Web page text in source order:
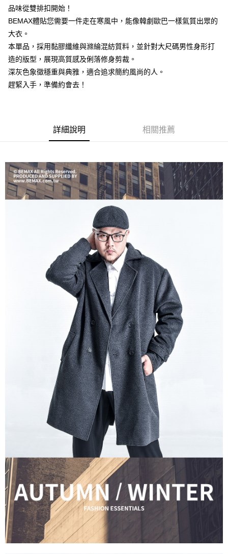
AFTEE先享後付是「在收到商品之後才付款」的支付方式。 讓您購物簡單
便利好安心！
１．簡單：不需註冊會員、不需綁卡、不需儲值。
２．便利：只要手機號碼，簡訊認證，即可結帳。
３．安心：先確認商品／服務後，再付款。
１．於結帳方式選擇「AFTEE先享後付」後，將跳轉至「AFTEE先享後付」
結帳頁面，進行簡訊認證並確認金額後，即可完成結帳。
購買商品的店家。未經商家同意取消之訂單仍視為有效，需透過AFTEE先享
後付繳納相關費用。
客戶支援中心」 https://netprotections.freshdesk.com/support/home
【注意事項】
１．透過由恩沛科技股份有限公司提供之「AFTEE先享後付」服務完成之交
權轉讓予恩沛科技股份有限公司。
２．關於個人資料處理事宜，請瀏覽以下網址：
https://aftee.tw/terms/#terms3
３．未成年的使用者請事先徵得法定代理人或監護人之同意方可使用
「AFTEE先享後付」，若未經同意申辦者引起之損失，本公司不負相關責
４．使用「AFTEE先享後付」時，將依據個別帳號之用戶狀況，依本公司即
時審查核予不同之上限額度；若仍有額度不足之情形，本公司將視審查結果
請求用戶進行身份認證。
５．嚴禁一人註冊多個帳號或使用他人資訊註冊。若發現惡意使用之情形，
恩沛科技股份有限公司將有權停止該用戶之使用額度並採取法律行動。
ATM付款
運送方式
全家付款取貨
每筆NT$150
7-11付款取貨
每筆NT$80，滿NT$1,200(含以上)免運費
品味從雙排扣開始！
BEMAX體貼您需要一件走在寒風中，能像韓劇歐巴一樣氣質出眾的
大衣。
本單品，採用黏膠纖維與滌綸混紡質料，並針對大尺碼男性身形打
造的版型，展現高質感及俐落修身剪裁。
深灰色象徵穩重與典雅，適合追求簡約風尚的人。
趕緊入手，準備約會去！
詳細說明 相關推薦